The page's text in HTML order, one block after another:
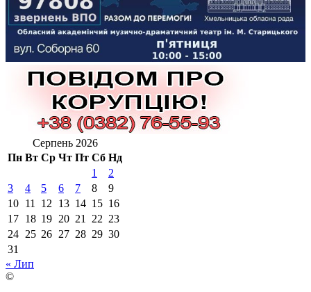
Серпень 2026
Пн Вт Ср Чт Пт Сб Нд
1
2
3
4 5 6 7 8
9
10 11 12 13 14 15 16
17 18 19 20 21 22 23
24 25 26 27 28 29 30
31
« Лип
©